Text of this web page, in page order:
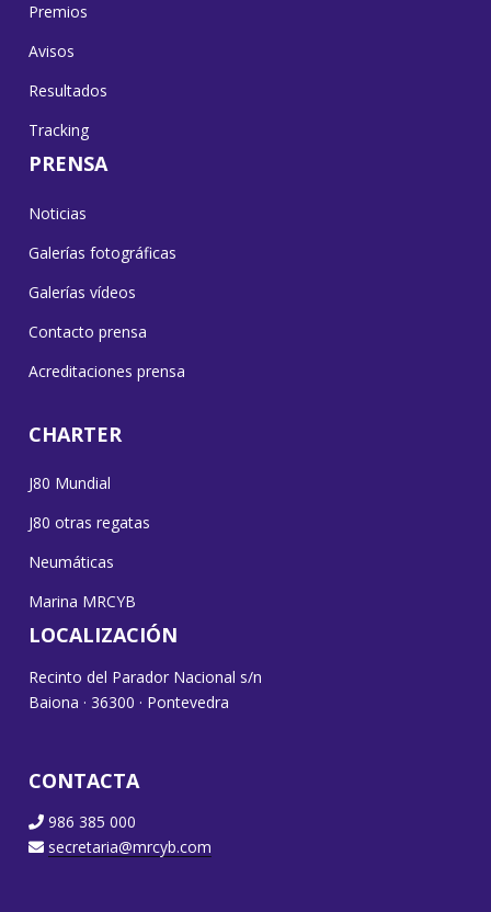
Premios
Avisos
Resultados
Tracking
PRENSA
Noticias
Galerías fotográficas
Galerías vídeos
Contacto prensa
Acreditaciones prensa
CHARTER
J80 Mundial
J80 otras regatas
Neumáticas
Marina MRCYB
LOCALIZACIÓN
Recinto del Parador Nacional s/n
Baiona · 36300 · Pontevedra
CONTACTA
986 385 000
secretaria@mrcyb.com